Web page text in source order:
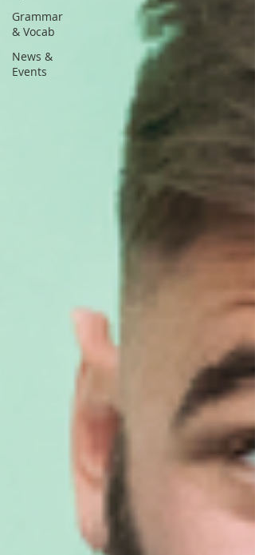
Grammar
& Vocab
News &
Events